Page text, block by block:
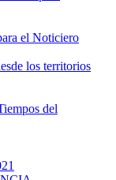
el Noticiero
los territorios
del